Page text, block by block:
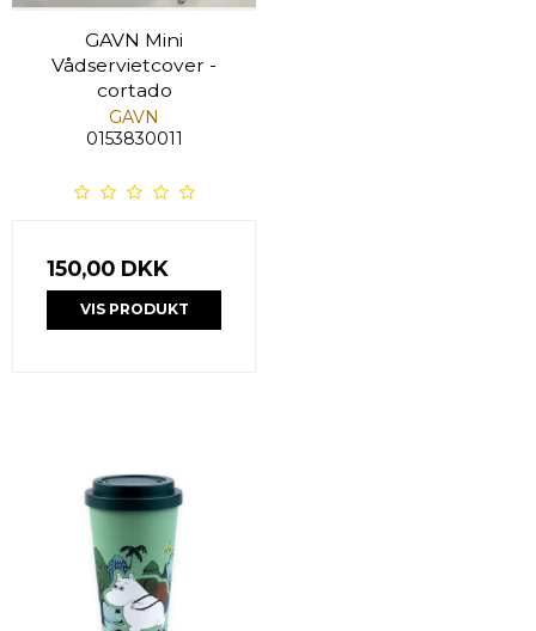
GAVN Mini
Vådservietcover -
cortado
GAVN
0153830011
150,00 DKK
VIS PRODUKT